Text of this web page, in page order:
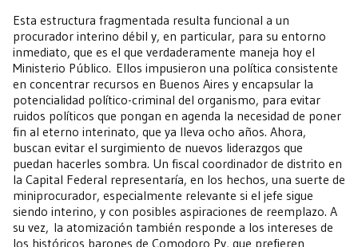
Esta estructura fragmentada resulta funcional a un
procurador interino débil y, en particular, para su entorno
inmediato, que es el que verdaderamente maneja hoy el
Ministerio Público. Ellos impusieron una política consistente
en concentrar recursos en Buenos Aires y encapsular la
potencialidad político-criminal del organismo, para evitar
ruidos políticos que pongan en agenda la necesidad de poner
fin al eterno interinato, que ya lleva ocho años. Ahora,
buscan evitar el surgimiento de nuevos liderazgos que
puedan hacerles sombra. Un fiscal coordinador de distrito en
la Capital Federal representaría, en los hechos, una suerte de
miniprocurador, especialmente relevante si el jefe sigue
siendo interino, y con posibles aspiraciones de reemplazo. A
su vez, la atomización también responde a los intereses de
los históricos barones de Comodoro Py, que prefieren